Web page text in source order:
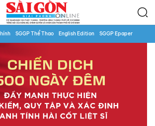
SGGP Thể Thao English Edition SGGP Epaper